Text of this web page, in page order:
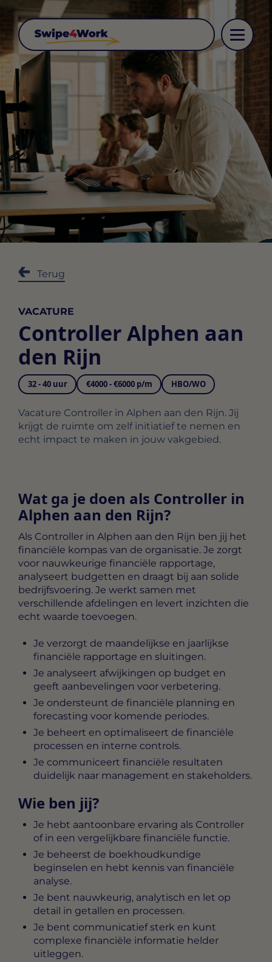
Terug
VACATURE
Controller Alphen aan
den Rijn
32 - 40 uur €4000 - €6000 p/m HBO/WO
Vacature Controller in Alphen aan den Rijn. Jij
krijgt de ruimte om zelf initiatief te nemen en
echt impact te maken in jouw vakgebied.
Wat ga je doen als Controller in
Alphen aan den Rijn?
Als Controller in Alphen aan den Rijn ben jij het
financiële kompas van de organisatie. Je zorgt
voor nauwkeurige financiële rapportage,
analyseert budgetten en draagt bij aan solide
bedrijfsvoering. Je werkt samen met
verschillende afdelingen en levert inzichten die
echt waarde toevoegen.
Je verzorgt de maandelijkse en jaarlijkse
financiële rapportage en sluitingen.
Je analyseert afwijkingen op budget en
geeft aanbevelingen voor verbetering.
Je ondersteunt de financiële planning en
forecasting voor komende periodes.
Je beheert en optimaliseert de financiële
processen en interne controls.
Je communiceert financiële resultaten
duidelijk naar management en stakeholders.
Wie ben jij?
Je hebt aantoonbare ervaring als Controller
of in een vergelijkbare financiële functie.
Je beheerst de boekhoudkundige
beginselen en hebt kennis van financiële
analyse.
Je bent nauwkeurig, analytisch en let op
detail in getallen en processen.
Je bent communicatief sterk en kunt
complexe financiële informatie helder
uitleggen.